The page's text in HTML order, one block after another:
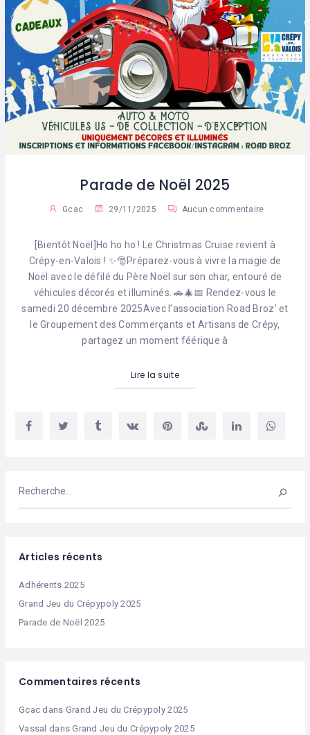
Parade de Noël 2025
Gcac 29/11/2025 Aucun commentaire
[Bientôt Noël]Ho ho ho ! Le Christmas Cruise revient à
Crépy-en-Valois ! ✨🎅Préparez-vous à vivre la magie de
Noël avec le défilé du Père Noël sur son char, entouré de
véhicules décorés et illuminés. 🚗🎄📅 Rendez-vous le
samedi 20 décembre 2025Avec l’association Road Broz' et
le Groupement des Commerçants et Artisans de Crépy,
partagez un moment féérique à
Lire la suite
Articles récents
Adhérents 2025
Grand Jeu du Crépypoly 2025
Parade de Noël 2025
Commentaires récents
Gcac dans Grand Jeu du Crépypoly 2025
Vassal dansGrand Jeu du Crépypoly 2025